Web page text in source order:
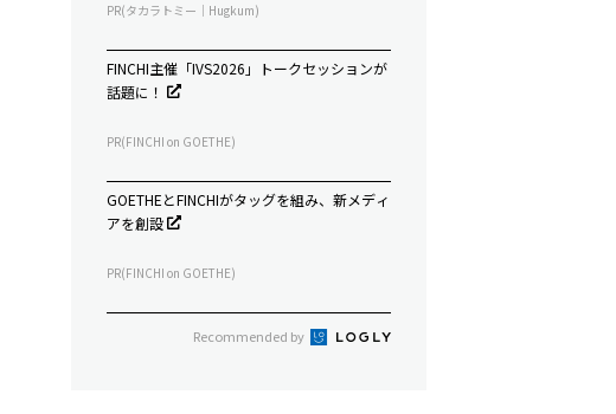
PR(タカラトミー｜Hugkum)
FINCHI主催「IVS2026」トークセッションが
話題に！
PR(FINCHI on GOETHE)
GOETHEとFINCHIがタッグを組み、新メディ
アを創設
PR(FINCHI on GOETHE)
Recommended by